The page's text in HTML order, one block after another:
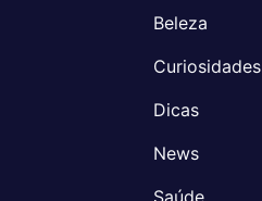
Beleza
Curiosidades
Dicas
News
Saúde